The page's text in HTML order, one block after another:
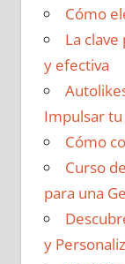
Cómo
La
y efectiva
Impulsar tu
Cómo
Curso
para una
y